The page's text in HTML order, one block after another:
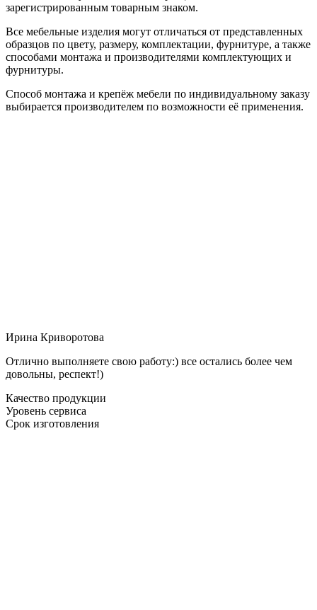
зарегистрированным товарным знаком.
Все мебельные изделия могут отличаться от представленных
образцов по цвету, размеру, комплектации, фурнитуре, а также
способами монтажа и производителями комплектующих и
фурнитуры.
Способ монтажа и крепёж мебели по индивидуальному заказу
выбирается производителем по возможности её применения.
Ирина Криворотова
Отлично выполняете свою работу:) все остались более чем
довольны, респект!)
Качество продукции
Уровень сервиса
Срок изготовления